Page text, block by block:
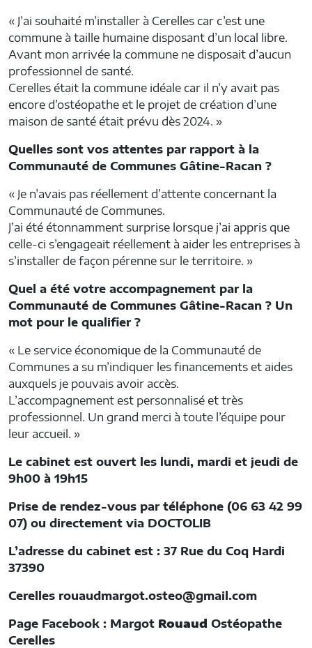
« J’ai souhaité m’installer à Cerelles car c’est une
commune à taille humaine disposant d’un local libre.
Avant mon arrivée la commune ne disposait d’aucun
professionnel de santé.
Cerelles était la commune idéale car il n’y avait pas
encore d’ostéopathe et le projet de création d’une
maison de santé était prévu dès 2024. »
Quelles sont vos attentes par rapport à la
Communauté de Communes Gâtine-Racan ?
« Je n’avais pas réellement d’attente concernant la
Communauté de Communes.
J’ai été étonnamment surprise lorsque j’ai appris que
celle-ci s’engageait réellement à aider les entreprises à
s’installer de façon pérenne sur le territoire. »
Quel a été votre accompagnement par la
Communauté de Communes Gâtine-Racan ? Un
mot pour le qualifier ?
« Le service économique de la Communauté de
Communes a su m’indiquer les financements et aides
auxquels je pouvais avoir accès.
L’accompagnement est personnalisé et très
professionnel. Un grand merci à toute l’équipe pour
leur accueil. »
Le cabinet est ouvert les lundi, mardi et jeudi de
9h00 à 19h15
Prise de rendez-vous par téléphone (06 63 42 99
07) ou directement via DOCTOLIB
L’adresse du cabinet est : 37 Rue du Coq Hardi
37390
Cerelles rouaudmargot.osteo@gmail.com
Page Facebook : Margot Rouaud Ostéopathe
Cerelles